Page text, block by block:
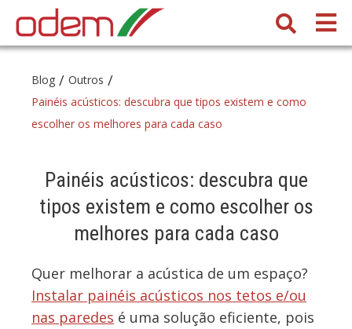
Blog / Outros /
Painéis acústicos: descubra que tipos existem e como
escolher os melhores para cada caso
Painéis acústicos: descubra que
tipos existem e como escolher os
melhores para cada caso
Quer melhorar a acústica de um espaço?
Instalar painéis acústicos nos tetos e/ou
nas paredes é uma solução eficiente, pois